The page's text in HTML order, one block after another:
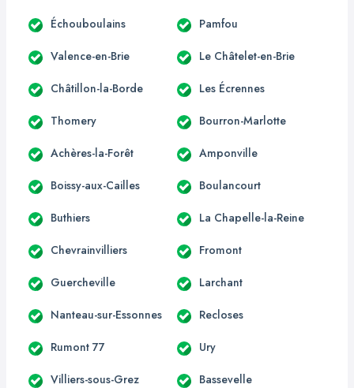
Échouboulains Pamfou
Valence-en-Brie Le Châtelet-en-Brie
Châtillon-la-Borde Les Écrennes
Thomery Bourron-Marlotte
Achères-la-Forêt Amponville
Boissy-aux-Cailles Boulancourt
Buthiers La Chapelle-la-Reine
Chevrainvilliers Fromont
Guercheville Larchant
Nanteau-sur-Essonnes Recloses
Rumont 77 Ury
Villiers-sous-Grez Bassevelle